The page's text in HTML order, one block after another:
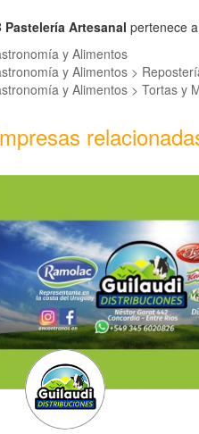
Pastelería Artesanal pertenece
y Alimentos
y Alimentos >
y Alimentos > Tortas y